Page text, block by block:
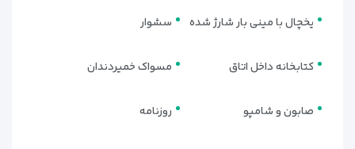
یخچال با مینی بار شارژ شده سشوار
کتابخانه داخل اتاق مسواک خمیردندان
صابون و شامپو روزنامه